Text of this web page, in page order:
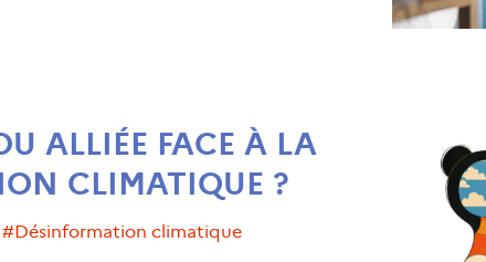
ALLIÉE FACE À LA
CLIMATIQUE ?
#désinformation climatique